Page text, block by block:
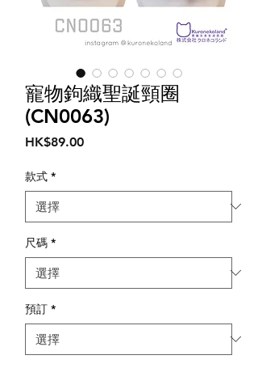
寵物鉤織聖誕頸圈
(CN0063)
HK$89.00價
款式 *
尺碼 *
預訂 *